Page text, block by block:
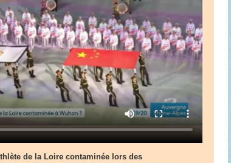
de la Loire contaminée lors des